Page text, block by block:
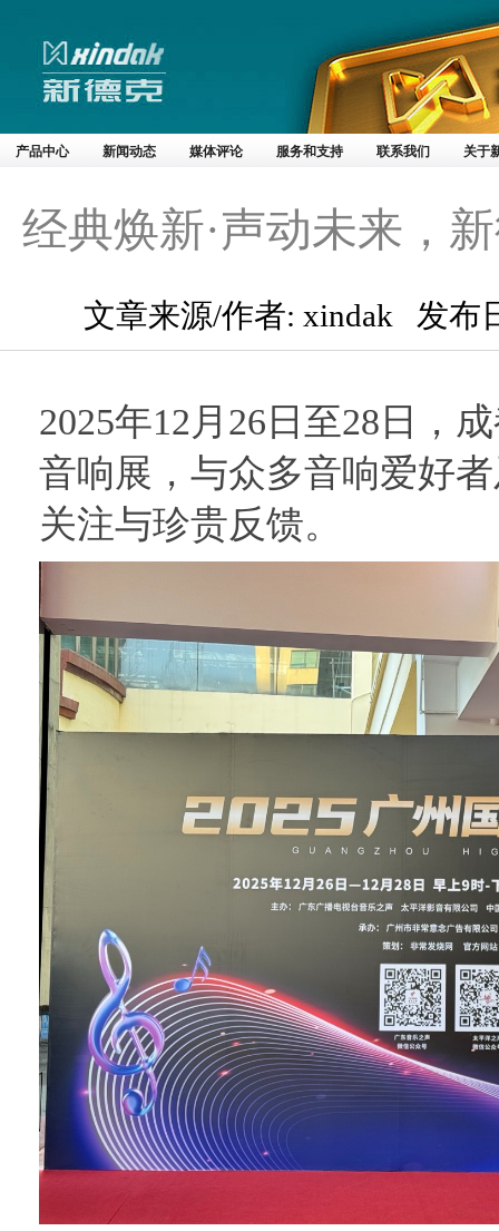
产品中心 新闻动态 媒体评论 服务和支持 联系我们 关于
经典焕新·声动未来，
文章来源/作者: xindak 发布
2025年12月26日至28日，
音响展，与众多音响爱好
关注与珍贵反馈。